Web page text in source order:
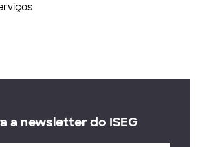
a newsletter do ISEG